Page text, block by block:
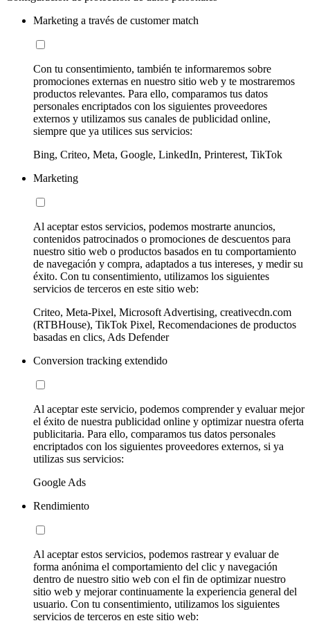
Marketing a través de customer match
Con tu consentimiento, también te informaremos sobre
promociones externas en nuestro sitio web y te mostraremos
productos relevantes. Para ello, comparamos tus datos
personales encriptados con los siguientes proveedores
externos y utilizamos sus canales de publicidad online,
siempre que ya utilices sus servicios:
Bing, Criteo, Meta, Google, LinkedIn, Printerest, TikTok
Marketing
Al aceptar estos servicios, podemos mostrarte anuncios,
contenidos patrocinados o promociones de descuentos para
nuestro sitio web o productos basados en tu comportamiento
de navegación y compra, adaptados a tus intereses, y medir su
éxito. Con tu consentimiento, utilizamos los siguientes
servicios de terceros en este sitio web:
Criteo, Meta-Pixel, Microsoft Advertising, creativecdn.com
(RTBHouse), TikTok Pixel, Recomendaciones de productos
basadas en clics, Ads Defender
Conversion tracking extendido
Al aceptar este servicio, podemos comprender y evaluar mejor
el éxito de nuestra publicidad online y optimizar nuestra oferta
publicitaria. Para ello, comparamos tus datos personales
encriptados con los siguientes proveedores externos, si ya
utilizas sus servicios:
Google Ads
Rendimiento
Al aceptar estos servicios, podemos rastrear y evaluar de
forma anónima el comportamiento del clic y navegación
dentro de nuestro sitio web con el fin de optimizar nuestro
sitio web y mejorar continuamente la experiencia general del
usuario. Con tu consentimiento, utilizamos los siguientes
servicios de terceros en este sitio web: